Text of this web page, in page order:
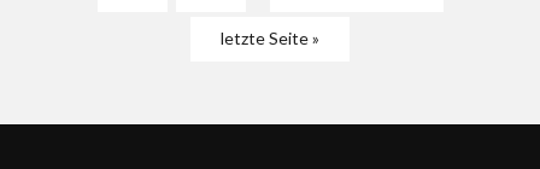
letzte Seite »